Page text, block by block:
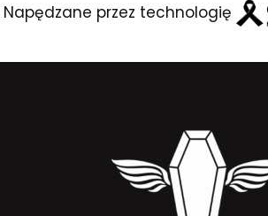
Napędzane przez technologię